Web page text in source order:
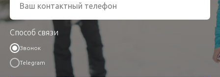
Способ связи
Звонок
Telegram